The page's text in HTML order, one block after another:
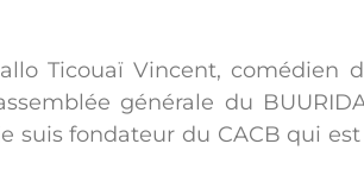
Ticouaï Vincent, comédien
générale du
suis fondateur du CACB qui